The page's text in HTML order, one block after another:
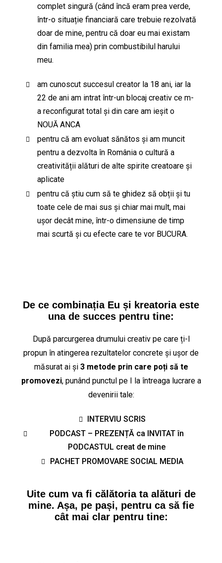
complet singură (când încă eram prea verde,
într-o situație financiară care trebuie rezolvată
doar de mine, pentru că doar eu mai existam
din familia mea) prin combustibilul harului
meu.
am cunoscut succesul creator la 18 ani, iar la
22 de ani am intrat într-un blocaj creativ ce m-
a reconfigurat total și din care am ieșit o
NOUĂ ANCA
pentru că am evoluat sănătos și am muncit
pentru a dezvolta în România o cultură a
creativității alături de alte spirite creatoare și
aplicate
pentru că știu cum să te ghidez să obții și tu
toate cele de mai sus și chiar mai mult, mai
ușor decât mine, într-o dimensiune de timp
mai scurtă și cu efecte care te vor BUCURA.
De ce combinația Eu și kreatoria este
una de succes pentru tine:
După parcurgerea drumului creativ pe care ți-l
propun în atingerea rezultatelor concrete și ușor de
măsurat ai și 3 metode prin care poți să te
promovezi, punând punctul pe I la întreaga lucrare a
devenirii tale:
INTERVIU SCRIS
PODCAST – PREZENȚĂ ca INVITAT în
PODCASTUL creat de mine
PACHET PROMOVARE SOCIAL MEDIA
Uite cum va fi călătoria ta alături de
mine. Așa, pe pași, pentru ca să fie
cât mai clar pentru tine: